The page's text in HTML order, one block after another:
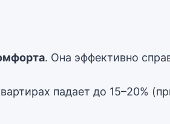
. Она эффективно
падает до 15–20%